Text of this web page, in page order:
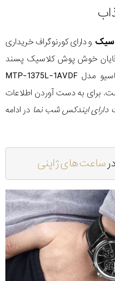
و دارای کورنوگراف خریداری
خوش پوش کلاسیک پسند
باشد، ساعت مچی مردانه کاسیو مدل MTP-1375L-1AVDF
برای به دست آوردن اطلاعات
دارای ایندکس شب نما در ادامه
ساعت های ژاپنی